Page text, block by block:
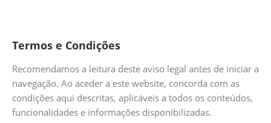
Termos e Condições
Recomendamos a leitura deste aviso legal antes de iniciar a
navegação. Ao aceder a este website, concorda com as
condições aqui descritas, aplicáveis a todos os conteúdos,
funcionalidades e informações disponibilizadas.